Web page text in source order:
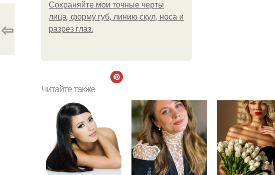
Сохраняйте мои точные черты
лица, форму губ, линию скул, носа и
разрез глаз.
⇦
Читайте также